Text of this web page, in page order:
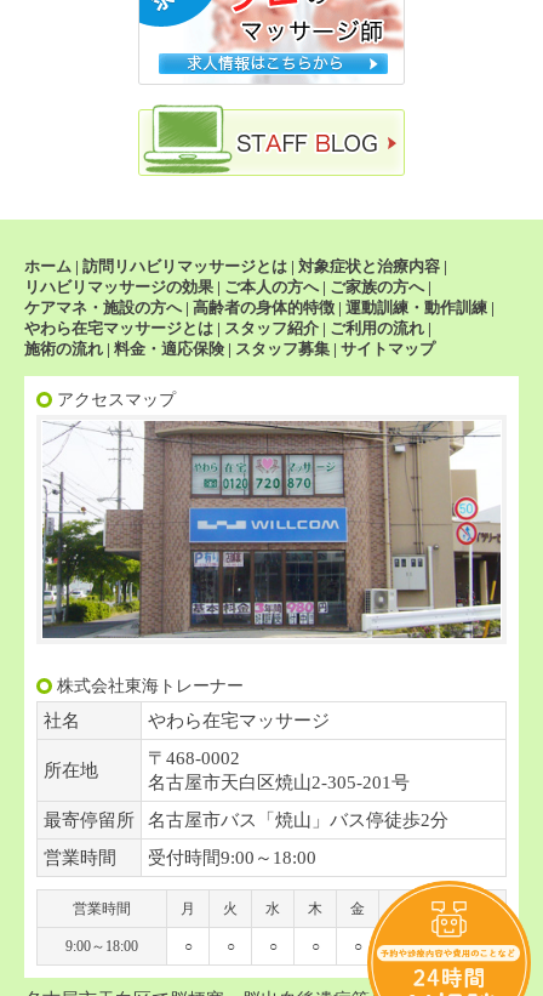
ホーム | 訪問リハビリマッサージとは | 対象症状と治療内容 |
リハビリマッサージの効果 | ご本人の方へ| ご家族の方へ|
ケアマネ・施設の方へ| 高齢者の身体的特徴 | 運動訓練・動作訓練 |
やわら在宅マッサージとは | スタッフ紹介 | ご利用の流れ |
施術の流れ | 料金・適応保険 | スタッフ募集 | サイトマップ
アクセスマップ
株式会社東海トレーナー
社名
やわら在宅マッサージ
所在地
〒468-0002
名古屋市天白区焼山2-305-201号
最寄停留所
名古屋市バス「焼山」バス停徒歩2分
営業時間
受付時間9:00～18:00
営業時間 月 火 水 木 金 土 日
9:00～18:00 ○ ○ ○ ○ ○ ○ - -